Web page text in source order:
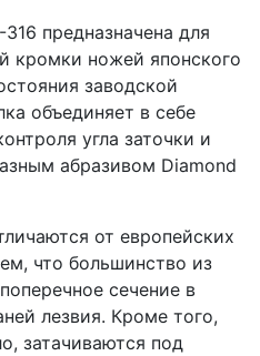
предназначена для
кромки ножей японского
заводской
объединяет в себе
угла заточки и
абразивом Diamond
от европейских
что большинство из
сечение в
лезвия. Кроме того,
затачиваются под